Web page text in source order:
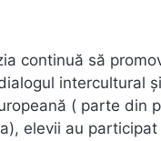
continuă să
intercultural
( parte din
elevii au